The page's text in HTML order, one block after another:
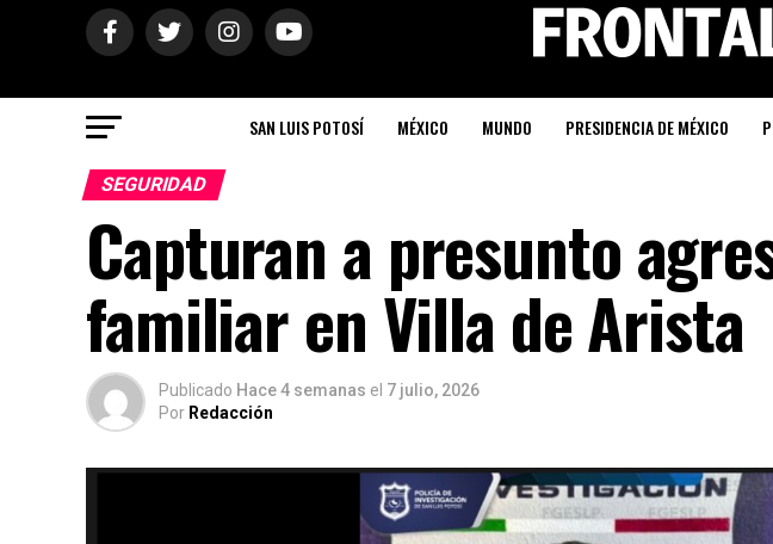
SAN LUIS POTOSÍ MÉXICO MUNDO PRESIDENCIA DE MÉXICO
SEGURIDAD
Capturan a presunto
familiar en Villa de Arista
Publicado Hace 4 semanas el 7 julio, 2026
Por Redacción